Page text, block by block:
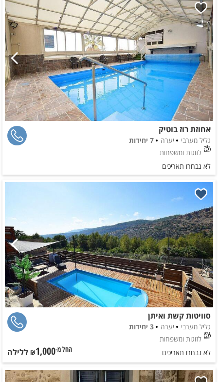
אחוזת רוז בוטיק
גליל מערבי יערה
7 יחידות
לזוגות ומשפחות
לא נבחרו תאריכים
סוויטות קשת ואיתן
גליל מערבי יערה
3 יחידות
לזוגות ומשפחות
לא נבחרו תאריכים
החל מ-₪1,000 ללילה